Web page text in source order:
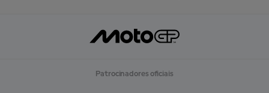
Patrocinadores oficiais